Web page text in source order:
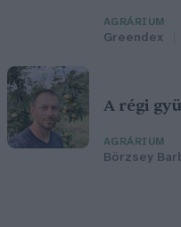
AGRÁRIUM
Greendex
A régi
AGRÁRIUM
Börzsey